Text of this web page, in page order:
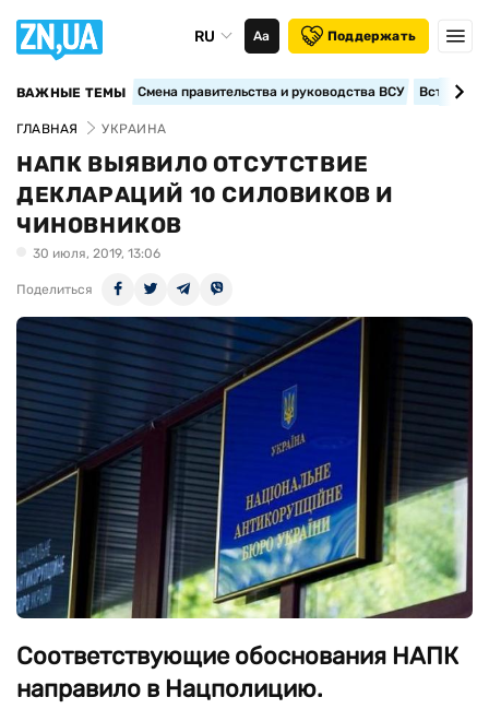
RU Аа Поддержать
ВАЖНЫЕ ТЕМЫ Смена правительства и руководства ВСУ
ГЛАВНАЯ УКРАИНА
НАПК ВЫЯВИЛО ОТСУТСТВИЕ
ДЕКЛАРАЦИЙ 10 СИЛОВИКОВ И
ЧИНОВНИКОВ
30 июля, 2019, 13:06
Поделиться
Соответствующие обоснования НАПК
направило в Нацполицию.